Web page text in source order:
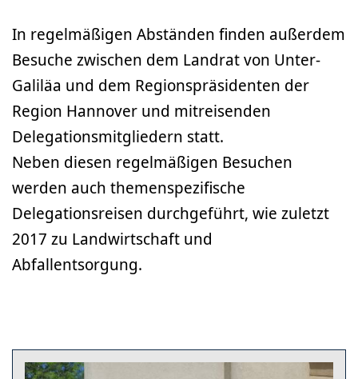
In regelmäßigen Abständen finden außerdem
Besuche zwischen dem Landrat von Unter-
Galiläa und dem Regionspräsidenten der
Region Hannover und mitreisenden
Delegationsmitgliedern statt.
Neben diesen regelmäßigen Besuchen
werden auch themenspezifische
Delegationsreisen durchgeführt, wie zuletzt
2017 zu Landwirtschaft und
Abfallentsorgung.